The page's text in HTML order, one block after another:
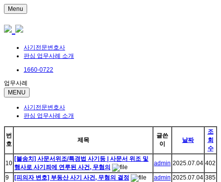
Menu
사기전문변호사
판심 업무사례 소개
1660-0722
업무사례
MENU
사기전문변호사
판심 업무사례 소개
번
호
제목
글쓴
이
날짜
조
회
수
10
[불송치] 사문서위조/특경법 사기등 | 사문서 위조 및
행사로 사기죄에 연루된 사건, 무혐의
admin 2025.07.04 402
9 [피의자 변호] 부동산 사기 사건, 무혐의 결정 admin 2025.07.04 385